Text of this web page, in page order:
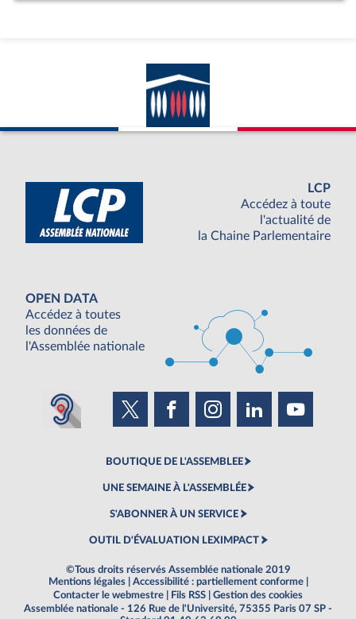
LCP
Accédez à toute
l'actualité de
la Chaine Parlementaire
OPEN DATA
Accédez à toutes
les données de
l'Assemblée nationale
BOUTIQUE DE L'ASSEMBLEE
UNE SEMAINE À L'ASSEMBLÉE
S'ABONNER À UN SERVICE
OUTIL D'ÉVALUATION LEXIMPACT
©Tous droits réservés Assemblée nationale 2019
Mentions légales
Accessibilité : partiellement conforme
Contacter le webmestre
Fils RSS
Gestion des cookies
Assemblée nationale - 126 Rue de l'Université, 75355 Paris 07 SP -